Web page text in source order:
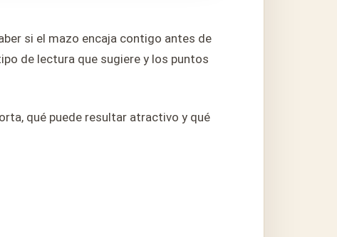
si el mazo encaja contigo antes de
de lectura que sugiere y los puntos
qué puede resultar atractivo y qué